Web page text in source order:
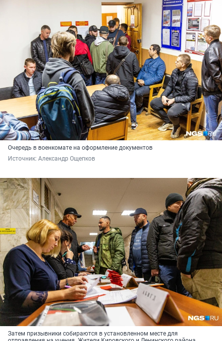
Очередь в военкомате на оформление документов
Источник: Александр Ощепков
Затем призывники собираются в установленном месте для